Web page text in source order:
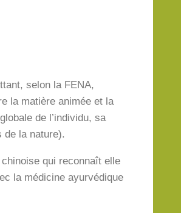
selon la FENA,
la matière animée et la
de l’individu, sa
de la nature).
qui reconnaît elle
la médicine ayurvédique